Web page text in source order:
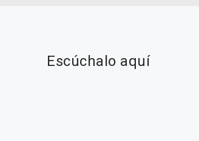
Escúchalo aquí